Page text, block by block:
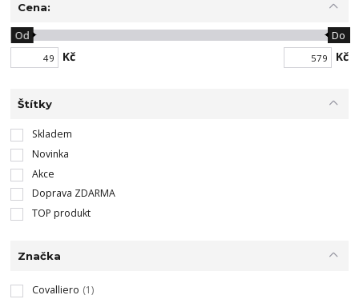
Cena:
Kč
Od Do
Kč
Štítky
Skladem
Novinka
Akce
Doprava ZDARMA
TOP produkt
Značka
Covalliero (1)